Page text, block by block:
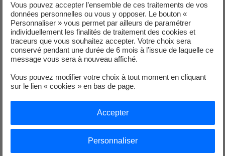
Se déplacer autrement
Accompagner l'essor de la mobilité électrique avec des
infrastructures de recharge intelligentes et des offres adaptées.
Vous pouvez accepter l’ensemble de ces traitements de vos
données personnelles ou vous y opposer. Le bouton «
Personnaliser » vous permet par ailleurs de paramétrer
individuellement les finalités de traitement des cookies et
traceurs que vous souhaitez accepter. Votre choix sera
conservé pendant une durée de 6 mois à l’issue de laquelle ce
message vous sera à nouveau affiché.
Vous pouvez modifier votre choix à tout moment en cliquant
sur le lien « cookies » en bas de page.
Personnaliser
Accepter